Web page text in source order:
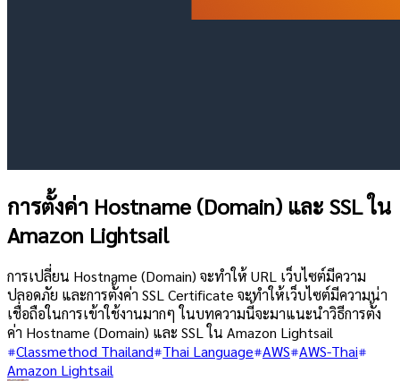
การตั้งค่า Hostname (Domain) และ SSL ใน
Amazon Lightsail
การเปลี่ยน Hostname (Domain) จะทำให้ URL เว็บไซต์มีความ
ปลอดภัย และการตั้งค่า SSL Certificate จะทำให้เว็บไซต์มีความน่า
เชื่อถือในการเข้าใช้งานมากๆ ในบทความนี้จะมาแนะนำวิธีการตั้ง
ค่า Hostname (Domain) และ SSL ใน Amazon Lightsail
Classmethod Thailand Thai Language AWS AWS-Thai
Amazon Lightsail